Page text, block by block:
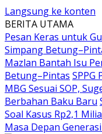
Langsung ke konten
BERITA UTAMA
Pesan Keras untuk
Simpang
Mazlan Bantah Isu
Betung–Pintas SPPG
MBG Sesuai SOP,
Berbahan Baku Baru
Soal Kasus Rp2,1
Masa Depan